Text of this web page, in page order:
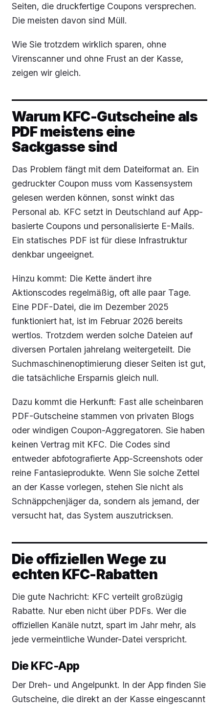
Seiten, die druckfertige Coupons versprechen.
Die meisten davon sind Müll.
Wie Sie trotzdem wirklich sparen, ohne
Virenscanner und ohne Frust an der Kasse,
zeigen wir gleich.
Warum KFC-Gutscheine als
PDF meistens eine
Sackgasse sind
Das Problem fängt mit dem Dateiformat an. Ein
gedruckter Coupon muss vom Kassensystem
gelesen werden können, sonst winkt das
Personal ab. KFC setzt in Deutschland auf App-
basierte Coupons und personalisierte E-Mails.
Ein statisches PDF ist für diese Infrastruktur
denkbar ungeeignet.
Hinzu kommt: Die Kette ändert ihre
Aktionscodes regelmäßig, oft alle paar Tage.
Eine PDF-Datei, die im Dezember 2025
funktioniert hat, ist im Februar 2026 bereits
wertlos. Trotzdem werden solche Dateien auf
diversen Portalen jahrelang weitergeteilt. Die
Suchmaschinenoptimierung dieser Seiten ist gut,
die tatsächliche Ersparnis gleich null.
Dazu kommt die Herkunft: Fast alle scheinbaren
PDF-Gutscheine stammen von privaten Blogs
oder windigen Coupon-Aggregatoren. Sie haben
keinen Vertrag mit KFC. Die Codes sind
entweder abfotografierte App-Screenshots oder
reine Fantasieprodukte. Wenn Sie solche Zettel
an der Kasse vorlegen, stehen Sie nicht als
Schnäppchenjäger da, sondern als jemand, der
versucht hat, das System auszutricksen.
Die offiziellen Wege zu
echten KFC-Rabatten
Die gute Nachricht: KFC verteilt großzügig
Rabatte. Nur eben nicht über PDFs. Wer die
offiziellen Kanäle nutzt, spart im Jahr mehr, als
jede vermeintliche Wunder-Datei verspricht.
Die KFC-App
Der Dreh- und Angelpunkt. In der App finden Sie
Gutscheine, die direkt an der Kasse eingescannt